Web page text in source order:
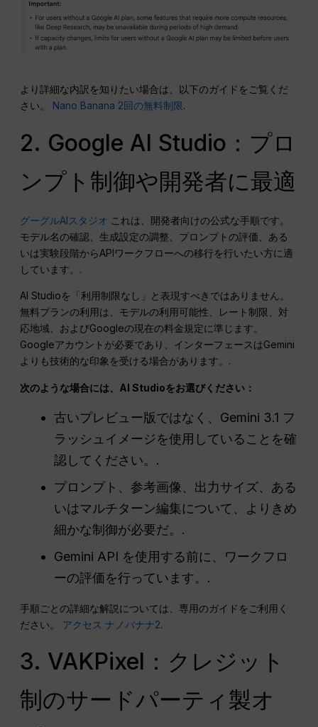
より詳細な内訳を知りたい場合は、以下のガイドをご覧くだ
さい。 Nano Banana 2回の無料制限.
2. Google AI Studio：プロ
ンプト制御や開発者に最適
グーグルAIスタジオ これは、開発者向けの公式な手順です。
モデル名の確認、生成設定の調整、プロンプトの評価、ある
いは実験段階からAPIワークフローへの移行を行いたい方に適
しています。.
AI Studioを「利用制限なし」と表現すべきではありません。
無料プランの利用は、モデルの利用可能性、レート制限、対
応地域、およびGoogleの現在の料金規定に準じます。
Googleアカウントが必要であり、インターフェースはGemini
よりも技術的な印象を受ける場合があります。.
次のような場合には、AI Studioをお選びください：
古いプレビュー版ではなく、Gemini 3.1 フ
ラッシュイメージを使用していることを確
認してください。.
プロンプト、参考画像、出力サイズ、ある
いはマルチターン編集について、よりきめ
細かな制御が必要だ。.
Gemini API を使用する前に、ワークフロ
ーの評価を行っています。.
手順ごとの詳細な解説については、専用のガイドをご利用く
ださい。 アクセス ナノバナナ2.
3. VAKPixel：クレジット
制のサードパーティ製オ